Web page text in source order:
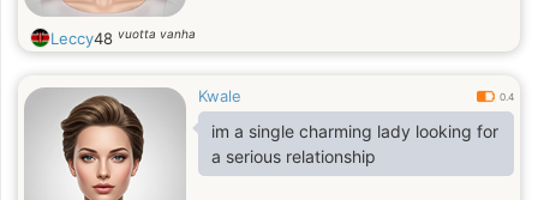
Leccy48 vuotta vanha
Kwale 0.4
im a single charming lady looking for
a serious relationship